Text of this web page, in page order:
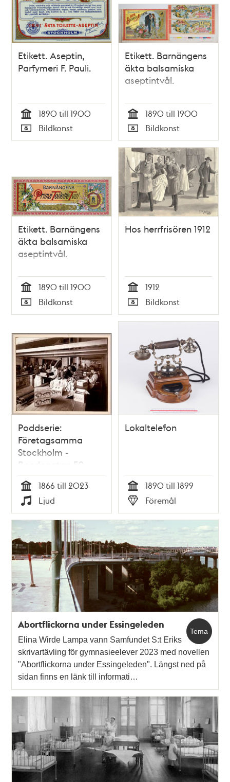
Etikett. Aseptin,
Parfymeri F. Pauli.
Tid
1890 till 1900
Typ
Bildkonst
Etikett. Barnängens
äkta balsamiska
aseptintvål.
Tid
1890 till 1900
Typ
Bildkonst
Etikett. Barnängens
äkta balsamiska
aseptintvål.
Tid
1890 till 1900
Typ
Bildkonst
Hos herrfrisören 1912
Tid
1912
Typ
Bildkonst
Poddserie:
Företagsamma
Stockholm -
Bondegatan 59,
Barnängen
Tid
1866 till 2023
Typ
Ljud
Lokaltelefon
Tid
1890 till 1899
Typ
Föremål
Tema
Abortflickorna under Essingeleden
Elina Wirde Lampa vann Samfundet S:t Eriks
skrivartävling för gymnasieelever 2023 med novellen
"Abortflickorna under Essingeleden". Längst ned på
sidan finns en länk till informati…